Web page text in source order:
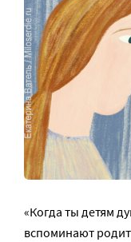
«Когда ты детям
вспоминают